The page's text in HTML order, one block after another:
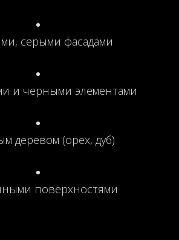
серыми фасадами
и черными элементами
деревом (орех, дуб)
поверхностями